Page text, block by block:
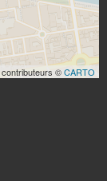
contributeurs ©CARTO